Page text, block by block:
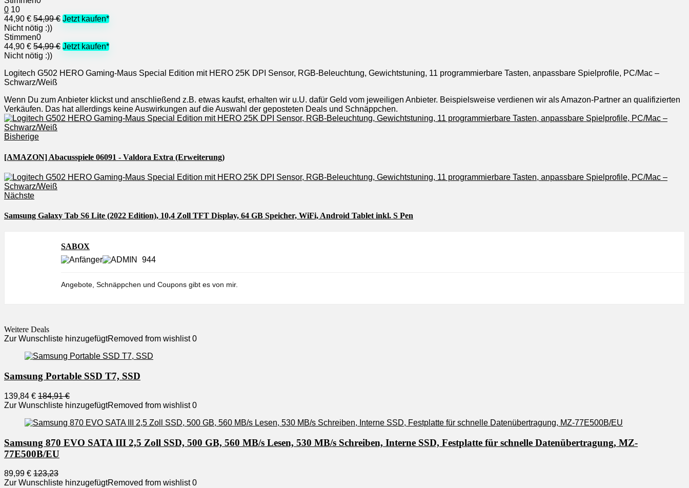
0 10
44,90 € 54,99 € Jetzt kaufen*
Nicht nötig :))
Stimmen0
44,90 € 54,99 € Jetzt kaufen*
Nicht nötig :))
Logitech G502 HERO Gaming-Maus Special Edition mit HERO 25K DPI Sensor, RGB-Beleuchtung, Gewichtstuning, 11 programmierbare Tasten, anpassbare Spielprofile, PC/Mac –
Schwarz/Weiß
Wenn Du zum Anbieter klickst und anschließend z.B. etwas kaufst, erhalten wir u.U. dafür Geld vom jeweiligen Anbieter. Beispielsweise verdienen wir als Amazon-Partner an qualifizierten
Verkäufen. Das hat allerdings keine Auswirkungen auf die Auswahl der geposteten Deals und Schnäppchen.
Bisherige
[AMAZON] Abacusspiele 06091 - Valdora Extra (Erweiterung)
Nächste
Samsung Galaxy Tab S6 Lite (2022 Edition), 10,4 Zoll TFT Display, 64 GB Speicher, WiFi, Android Tablet inkl. S Pen
SABOX
944
Angebote, Schnäppchen und Coupons gibt es von mir.
Weitere Deals
Zur Wunschliste hinzugefügtRemoved from wishlist 0
Samsung Portable SSD T7, SSD
139,84 € 184,91 €
Zur Wunschliste hinzugefügtRemoved from wishlist 0
Samsung 870 EVO SATA III 2,5 Zoll SSD, 500 GB, 560 MB/s Lesen, 530 MB/s Schreiben, Interne SSD, Festplatte für schnelle Datenübertragung, MZ-
77E500B/EU
89,99 € 123,23
Zur Wunschliste hinzugefügtRemoved from wishlist 0